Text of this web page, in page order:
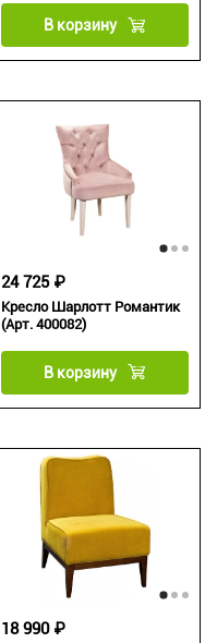
В корзину
Кресло Шарлотт Романтик
(Арт. 400082)
24 725 ₽
В корзину
18 990 ₽